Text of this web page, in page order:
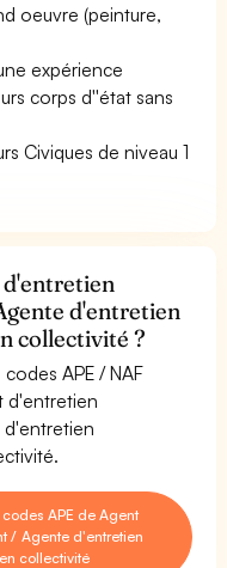
oeuvre (peinture,
expérience
corps d''état sans
Civiques de niveau 1
d'entretien
d'entretien
collectivité ?
APE / NAF
d'entretien
APE de Agent
/ Agente d'entretien
collectivité